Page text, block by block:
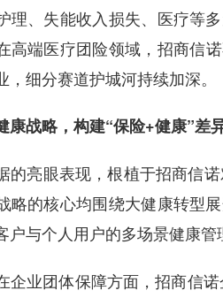
理、失能收入损失、医疗等
高端医疗团险领域，招商信
，细分赛道护城河持续加深。
战略，构建“保险+健康”差
亮眼表现，根植于招商信诺
略的核心均围绕大健康转型
户与个人用户的多场景健康管
业团体保障方面，招商信诺